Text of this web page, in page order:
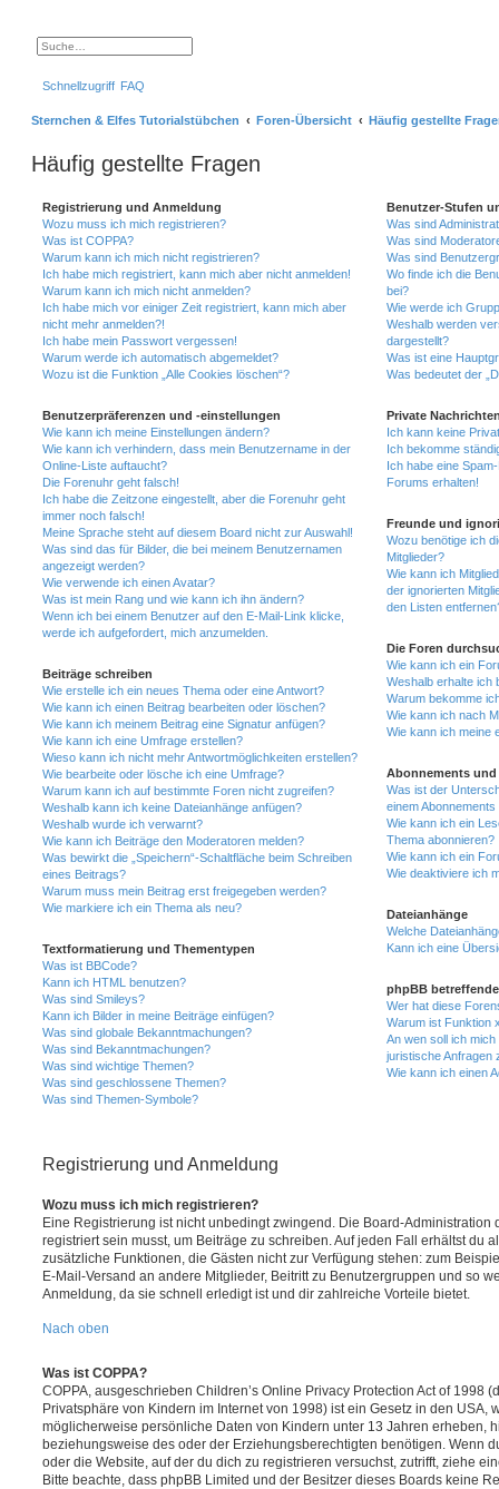
t
e
e
h
e
Schnellzugriff FAQ
Sternchen & Elfes Tutorialstübchen Foren-Übersicht Häufig gestellte
Häufig gestellte Fragen
Registrierung und Anmeldung
Wozu muss ich mich registrieren?
Was ist COPPA?
Warum kann ich mich nicht registrieren?
Ich habe mich registriert, kann mich aber nicht anmelden!
Warum kann ich mich nicht anmelden?
Ich habe mich vor einiger Zeit registriert, kann mich aber
nicht mehr anmelden?!
Ich habe mein Passwort vergessen!
Warum werde ich automatisch abgemeldet?
Wozu ist die Funktion „Alle Cookies löschen“?
Benutzerpräferenzen und -einstellungen
Wie kann ich meine Einstellungen ändern?
Wie kann ich verhindern, dass mein Benutzername in der
Online-Liste auftaucht?
Die Forenuhr geht falsch!
Ich habe die Zeitzone eingestellt, aber die Forenuhr geht
immer noch falsch!
Meine Sprache steht auf diesem Board nicht zur Auswahl!
Was sind das für Bilder, die bei meinem Benutzernamen
angezeigt werden?
Wie verwende ich einen Avatar?
Was ist mein Rang und wie kann ich ihn ändern?
Wenn ich bei einem Benutzer auf den E-Mail-Link klicke,
werde ich aufgefordert, mich anzumelden.
Beiträge schreiben
Wie erstelle ich ein neues Thema oder eine Antwort?
Wie kann ich einen Beitrag bearbeiten oder löschen?
Wie kann ich meinem Beitrag eine Signatur anfügen?
Wie kann ich eine Umfrage erstellen?
Wieso kann ich nicht mehr Antwortmöglichkeiten erstellen?
Wie bearbeite oder lösche ich eine Umfrage?
Warum kann ich auf bestimmte Foren nicht zugreifen?
Weshalb kann ich keine Dateianhänge anfügen?
Weshalb wurde ich verwarnt?
Wie kann ich Beiträge den Moderatoren melden?
Was bewirkt die „Speichern“-Schaltfläche beim Schreiben
eines Beitrags?
Warum muss mein Beitrag erst freigegeben werden?
Wie markiere ich ein Thema als neu?
Textformatierung und Thementypen
Was ist BBCode?
Kann ich HTML benutzen?
Was sind Smileys?
Kann ich Bilder in meine Beiträge einfügen?
Was sind globale Bekanntmachungen?
Was sind Bekanntmachungen?
Was sind wichtige Themen?
Was sind geschlossene Themen?
Was sind Themen-Symbole?
Benutzer-Stufen
Was sind
Was sind
Was sind
Wo finde ich die
bei?
Wie werde ich
Weshalb werden
dargestellt?
Was ist eine
Was bedeutet der
Private
Ich kann keine
Ich bekomme
Ich habe eine
Forums erhalten!
Freunde und
Wozu benötige ich
Mitglieder?
Wie kann ich
der ignorierten
den Listen
Die Foren
Wie kann ich ein
Weshalb erhalte ich
Warum bekomme
Wie kann ich nach
Wie kann ich meine
Abonnements und
Was ist der
einem
Wie kann ich ein
Thema abonnieren?
Wie kann ich ein
Wie deaktiviere ich
Dateianhänge
Welche
Kann ich eine
phpBB
Wer hat diese
Warum ist Funktion
An wen soll ich
juristische Anfragen
Wie kann ich einen
Registrierung und Anmeldung
Wozu muss ich mich registrieren?
Eine Registrierung ist nicht unbedingt zwingend. Die Board-Administration
registriert sein musst, um Beiträge zu schreiben. Auf jeden Fall erhältst du
zusätzliche Funktionen, die Gästen nicht zur Verfügung stehen: zum
E-Mail-Versand an andere Mitglieder, Beitritt zu Benutzergruppen und so
Anmeldung, da sie schnell erledigt ist und dir zahlreiche Vorteile bietet.
Nach oben
Was ist COPPA?
COPPA, ausgeschrieben Children’s Online Privacy Protection Act of 1998
Privatsphäre von Kindern im Internet von 1998) ist ein Gesetz in den USA,
möglicherweise persönliche Daten von Kindern unter 13 Jahren erheben,
beziehungsweise des oder der Erziehungsberechtigten benötigen. Wenn
oder die Website, auf der du dich zu registrieren versuchst, zutrifft, ziehe
Bitte beachte, dass phpBB Limited und der Besitzer dieses Boards keine